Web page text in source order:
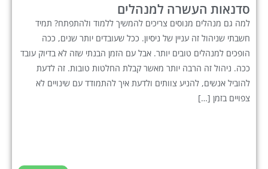
סדנאות העשרה למנהלים
למה גם מנהלים מנוסים צריכים להמשיך ללמוד ולהתפתח? תמיד
חשבתי שניהול זה עניין של ניסיון. ככל שעובדים יותר שנים, ככה
הופכים למנהלים טובים יותר. אבל עם הזמן הבנתי שזה לא בדיוק עובד
ככה. ניהול זה הרבה יותר מאשר קבלת החלטות טובות. זה לדעת
להוביל אנשים, להניע צוותים ולדעת איך להתמודד עם שינויים לא
צפויים בזמן […]